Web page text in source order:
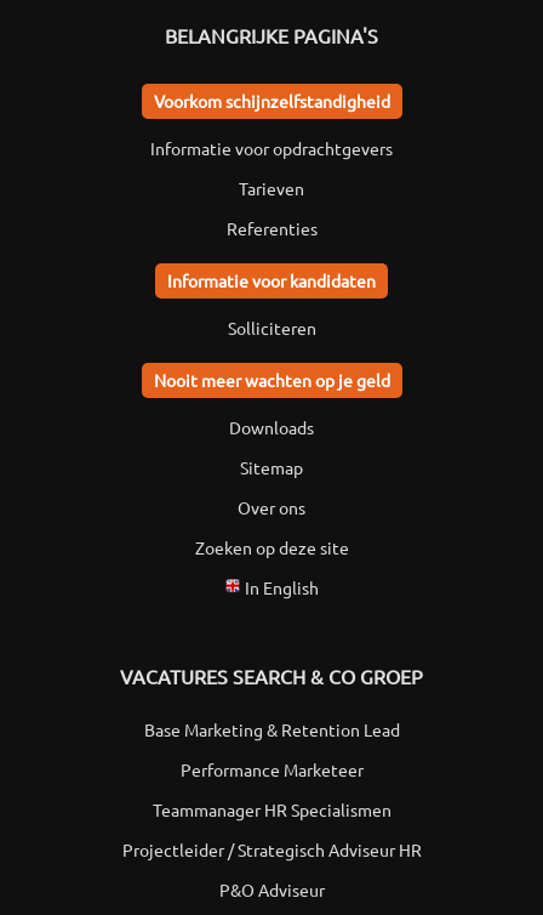
BELANGRIJKE PAGINA'S
Voorkom schijnzelfstandigheid
Informatie voor opdrachtgevers
Tarieven
Referenties
Informatie voor kandidaten
Solliciteren
Nooit meer wachten op je geld
Downloads
Sitemap
Over ons
Zoeken op deze site
In English
VACATURES SEARCH & CO GROEP
Base Marketing & Retention Lead
Performance Marketeer
Teammanager HR Specialismen
Projectleider / Strategisch Adviseur HR
P&O Adviseur